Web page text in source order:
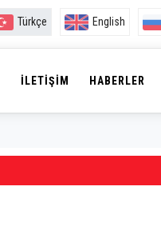
Türkçe English
İLETIŞIM HABERLER